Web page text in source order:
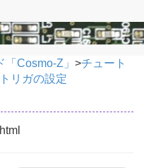
Cosmo-Z」 >チュート
トリガの設定